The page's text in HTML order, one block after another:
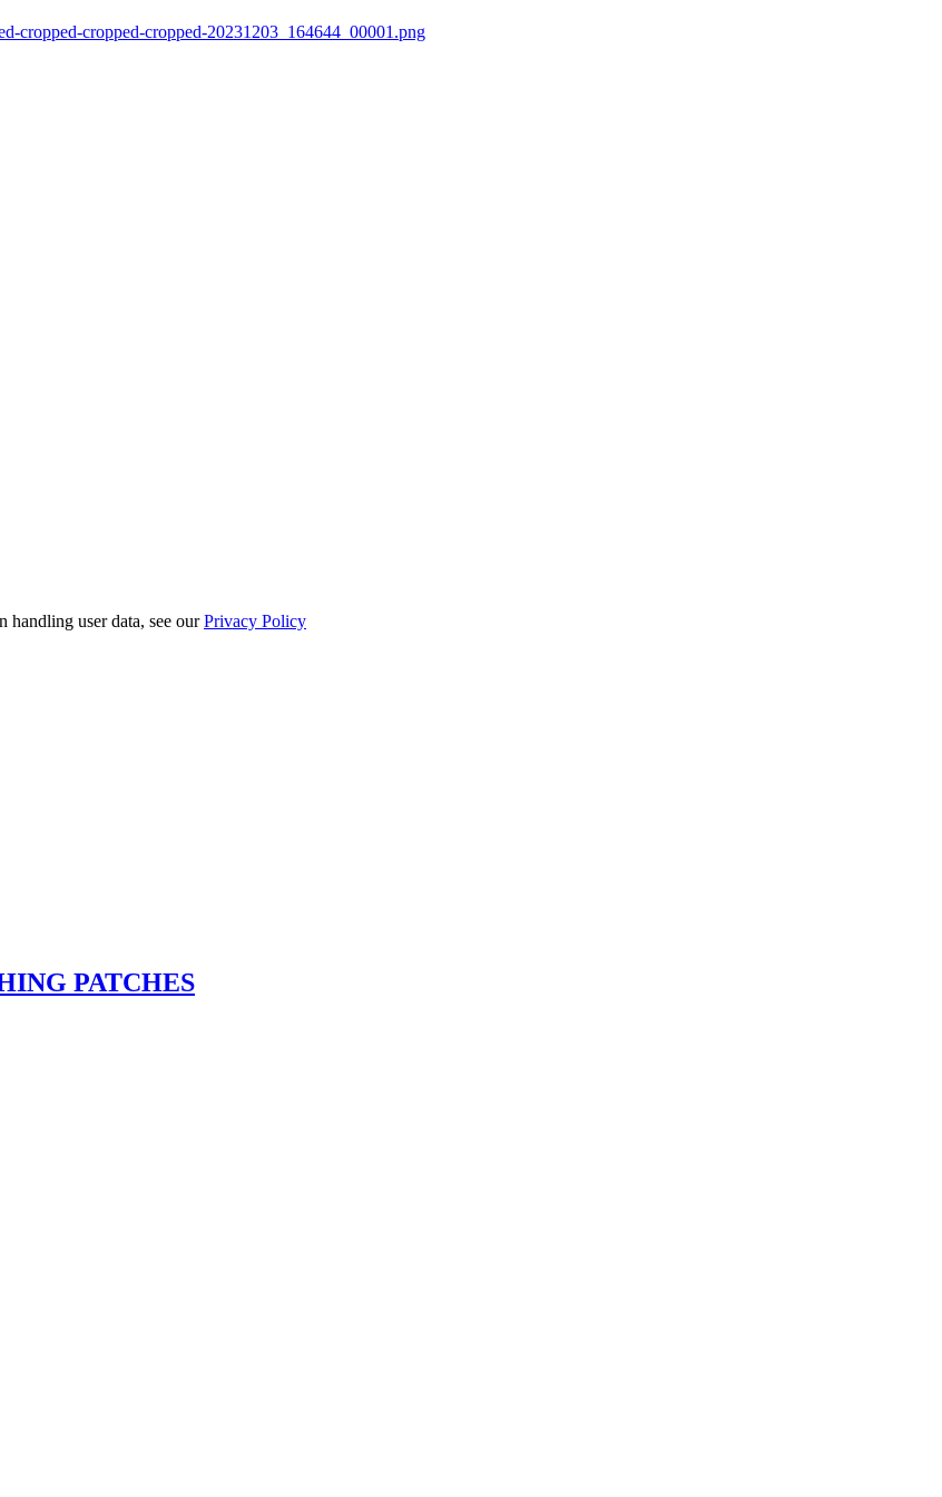
handling user data, see ourPrivacy Policy
PATCHES